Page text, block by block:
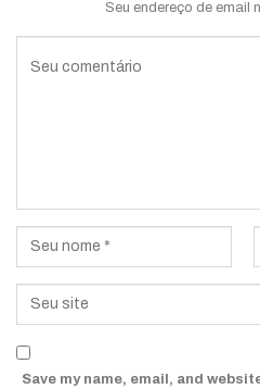
Seu endereço de email
Save my name, email, and